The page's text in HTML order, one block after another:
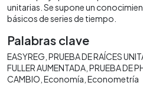
unitarias. Se supone un
básicos de series de tiempo.
Palabras clave
EASYREG PRUEBA DE RAÍCES
FULLER AUMENTADA PRUEBA DE
CAMBIO Economía Econometría